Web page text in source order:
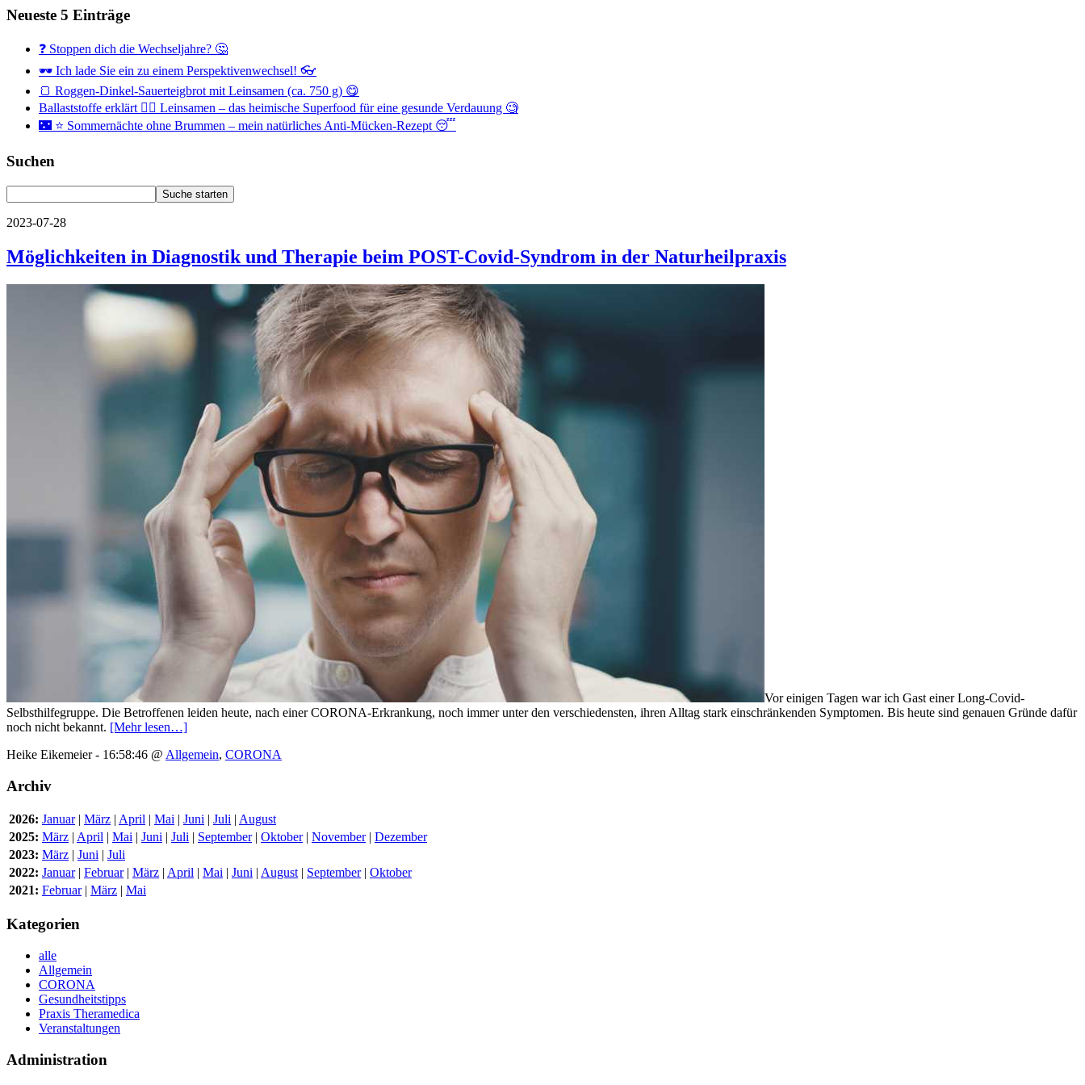
Neueste 5 Einträge
❓ Stoppen dich die Wechseljahre? 🤔
🕶 Ich lade Sie ein zu einem Perspektivenwechsel! 👓
🍞 Roggen-Dinkel-Sauerteigbrot mit Leinsamen (ca. 750 g) 😋
Ballaststoffe erklärt 👉🏻 Leinsamen – das heimische Superfood für eine gesunde Verdauung 🧐
🌃 ⭐ Sommernächte ohne Brummen – mein natürliches Anti-Mücken-Rezept 😴
Suchen
2023-07-28
Möglichkeiten in Diagnostik und Therapie beim POST-Covid-Syndrom in der Naturheilpraxis
Vor einigen Tagen war ich Gast einer Long-Covid-
Selbsthilfegruppe. Die Betroffenen leiden heute, nach einer CORONA-Erkrankung, noch immer unter den verschiedensten, ihren Alltag stark einschränkenden Symptomen. Bis heute sind genauen Gründe dafür
noch nicht bekannt. [Mehr lesen…]
Heike Eikemeier - 16:58:46 @ Allgemein, CORONA
Archiv
2026: Januar| März | April | Mai | Juni | Juli | August
2025: März | April | Mai | Juni | Juli | September| Oktober| November| Dezember
2023: März | Juni | Juli
2022: Januar| Februar| März | April | Mai | Juni | August| September| Oktober
2021: Februar| März | Mai
Kategorien
alle
Allgemein
CORONA
Gesundheitstipps
Praxis Theramedica
Veranstaltungen
Administration